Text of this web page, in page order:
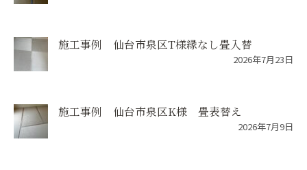
施工事例 仙台市泉区T様縁なし畳入替
2026年7月23日
施工事例 仙台市泉区K様 畳表替え
2026年7月9日